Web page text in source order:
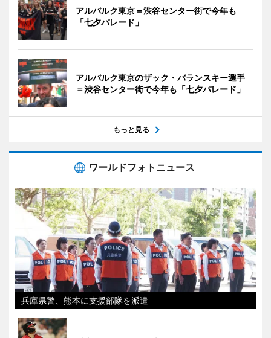
アルバルク東京＝渋谷センター街で今年も
「七夕パレード」
アルバルク東京のザック・バランスキー選手
＝渋谷センター街で今年も「七夕パレード」
もっと見る
ワールドフォトニュース
兵庫県警、熊本に支援部隊を派遣